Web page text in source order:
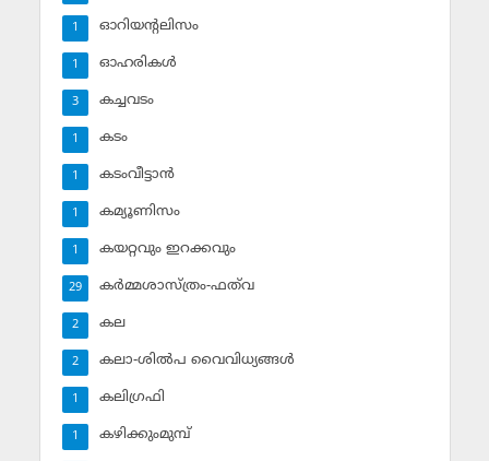
ഓറിയന്റലിസം
1
ഓഹരികള്‍
1
കച്ചവടം
3
കടം
1
കടംവീട്ടാന്‍
1
കമ്യൂണിസം
1
കയറ്റവും ഇറക്കവും
1
കര്‍മ്മശാസ്ത്രം-ഫത്‌വ
29
കല
2
കലാ-ശില്‍പ വൈവിധ്യങ്ങള്‍
2
കലിഗ്രഫി
1
കഴിക്കുംമുമ്പ്
1